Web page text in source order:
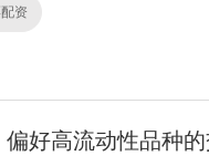
资
偏好高流动性品种